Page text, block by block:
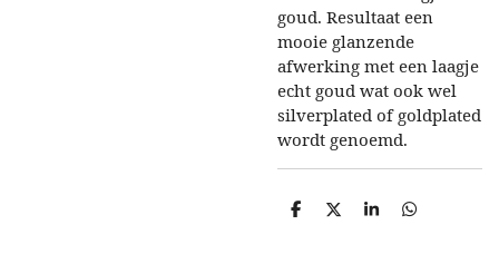
goud. Resultaat een
mooie glanzende
afwerking met een laagje
echt goud wat ook wel
silverplated of goldplated
wordt genoemd.
D
D
S
D